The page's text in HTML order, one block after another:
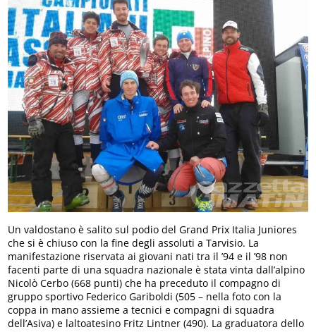
Un valdostano è salito sul podio del Grand Prix Italia Juniores
che si è chiuso con la fine degli assoluti a Tarvisio. La
manifestazione riservata ai giovani nati tra il ’94 e il ’98 non
facenti parte di una squadra nazionale è stata vinta dall’alpino
Nicolò Cerbo (668 punti) che ha preceduto il compagno di
gruppo sportivo Federico Gariboldi (505 – nella foto con la
coppa in mano assieme a tecnici e compagni di squadra
dell’Asiva) e laltoatesino Fritz Lintner (490). La graduatora dello